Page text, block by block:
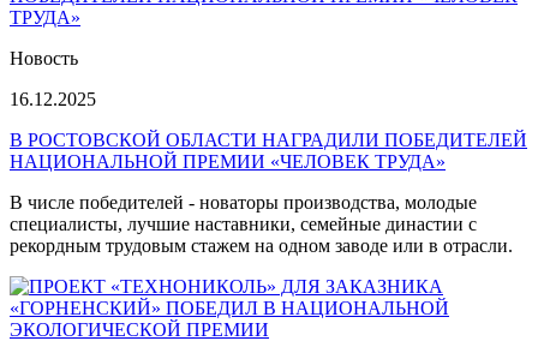
Новость
16.12.2025
В РОСТОВСКОЙ ОБЛАСТИ НАГРАДИЛИ ПОБЕДИТЕЛЕЙ
НАЦИОНАЛЬНОЙ ПРЕМИИ «ЧЕЛОВЕК ТРУДА»
В числе победителей - новаторы производства, молодые
специалисты, лучшие наставники, семейные династии с
рекордным трудовым стажем на одном заводе или в отрасли.